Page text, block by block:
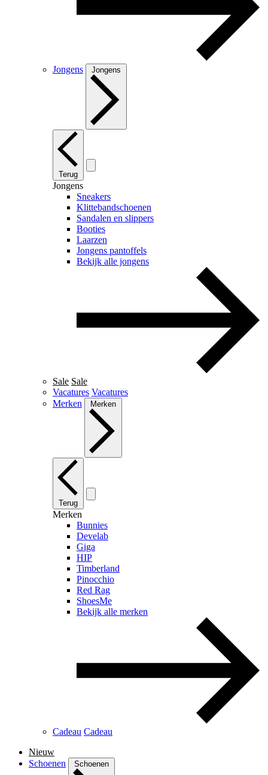
Jongens Jongens
Terug
Jongens
Sneakers
Klittebandschoenen
Sandalen en slippers
Booties
Laarzen
Jongens pantoffels
Bekijk alle jongens
Sale Sale
Vacatures Vacatures
Merken
Merken
Terug
Merken
Bunnies
Develab
Giga
HIP
Timberland
Pinocchio
Red Rag
ShoesMe
Bekijk alle merken
Cadeau Cadeau
Nieuw
Schoenen
Schoenen